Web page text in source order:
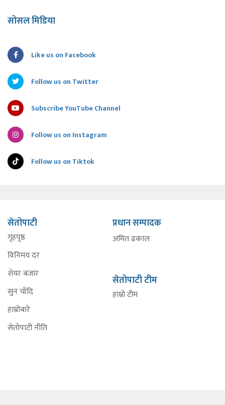
सोसल मिडिया
Like us on Facebook
Follow us on Twitter
Subscribe YouTube Channel
Follow us on Instagram
Follow us on Tiktok
सेतोपाटी
गृहपृष्ठ
विनिमय दर
शेयर बजार
सुन चाँदि
हाम्रोबारे
सेतोपाटी नीति
प्रधान सम्पादक
अमित ढकाल
सेतोपाटी टीम
हाम्रो टीम